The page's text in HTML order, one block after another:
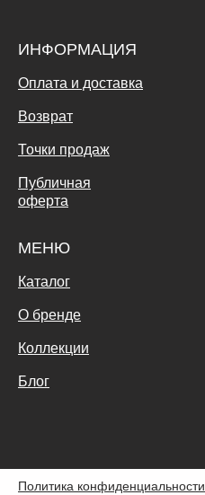
ИНФОРМАЦИЯ
Оплата и доставка
Возврат
Точки продаж
Публичная
оферта
МЕНЮ
Каталог
О бренде
Коллекции
Блог
Политика конфиденциальности